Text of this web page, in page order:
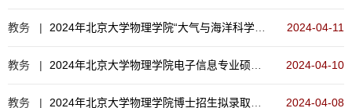
教务 | 2024年北京大学物理学院“大气与海洋科学优秀大学生夏令营”报名通知 2024-04-11
教务 | 2024年北京大学物理学院电子信息专业硕士调剂复试名单和复试安排 2024-04-10
教务 | 2024年北京大学物理学院博士招生拟录取名单公示 2024-04-08